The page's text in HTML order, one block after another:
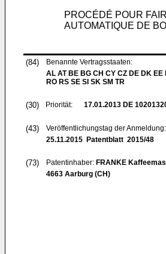
PROCÉDÉ POUR
AUTOMATIQUE DE
(84)
Benannte Vertragsstaaten:
AL AT BE BG CH CY CZ DE DK EE
RO RS SE SI SK SM TR
(30) Priorität: 17.01.2013 DE
(43)
Veröffentlichungstag der Anmeldung:
25.11.2015 Patentblatt 2015/48
(73) Patentinhaber: FRANKE
4663 Aarburg (CH)